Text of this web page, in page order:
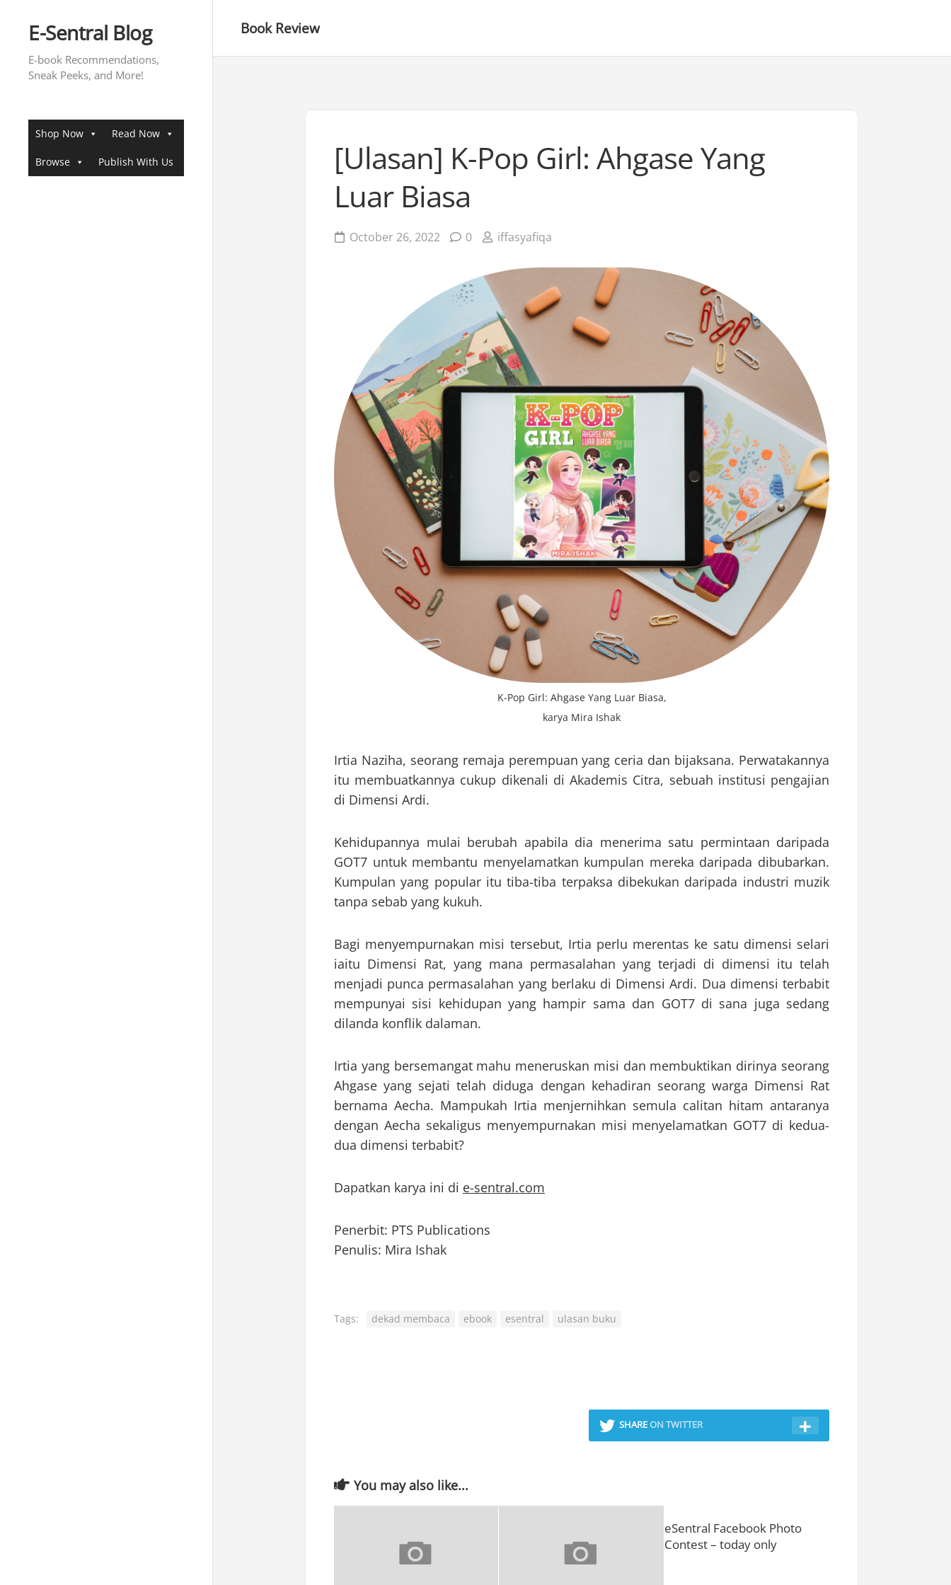
contentE-Sentral Blog
E-book Recommendations,
Sneak Peeks, and More!
Shop Now Read Now
Browse Publish With Us
Book Review
[Ulasan] K-Pop Girl: Ahgase Yang
Luar Biasa
October 26, 2022 0 iffasyafiqa
K-Pop Girl: Ahgase Yang Luar Biasa,
karya Mira Ishak
Irtia Naziha, seorang remaja perempuan yang ceria dan bijaksana. Perwatakannya
itu membuatkannya cukup dikenali di Akademis Citra, sebuah institusi pengajian
di Dimensi Ardi.
Kehidupannya mulai berubah apabila dia menerima satu permintaan daripada
GOT7 untuk membantu menyelamatkan kumpulan mereka daripada dibubarkan.
Kumpulan yang popular itu tiba-tiba terpaksa dibekukan daripada industri muzik
tanpa sebab yang kukuh.
Bagi menyempurnakan misi tersebut, Irtia perlu merentas ke satu dimensi selari
iaitu Dimensi Rat, yang mana permasalahan yang terjadi di dimensi itu telah
menjadi punca permasalahan yang berlaku di Dimensi Ardi. Dua dimensi terbabit
mempunyai sisi kehidupan yang hampir sama dan GOT7 di sana juga sedang
dilanda konflik dalaman.
Irtia yang bersemangat mahu meneruskan misi dan membuktikan dirinya seorang
Ahgase yang sejati telah diduga dengan kehadiran seorang warga Dimensi Rat
bernama Aecha. Mampukah Irtia menjernihkan semula calitan hitam antaranya
dengan Aecha sekaligus menyempurnakan misi menyelamatkan GOT7 di kedua-
dua dimensi terbabit?
Dapatkan karya ini di e-sentral.com
Penerbit: PTS Publications
Penulis: Mira Ishak
Tags: dekad membaca ebook esentral ulasan buku
SHAREON TWITTER
You may also like...
eSentral Facebook Photo
Contest – today only